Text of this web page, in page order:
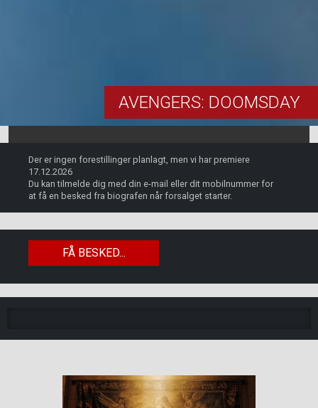
AVENGERS: DOOMSDAY
Der er ingen forestillinger planlagt, men vi har premiere
17.12.2026
Du kan tilmelde dig med din e-mail eller dit mobilnummer for
at få en besked fra biografen når forsalget starter.
FÅ BESKED...